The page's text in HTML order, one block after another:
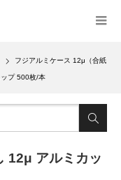
フジアルミケース 12μ（合紙
プ 500枚/本
12μ アルミカッ